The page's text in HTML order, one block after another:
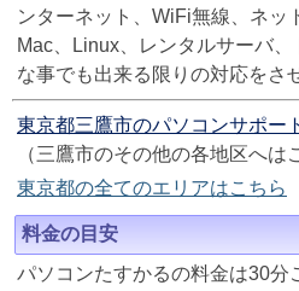
ンターネット、WiFi無線、ネッ
Mac、Linux、レンタルサーバ
な事でも出来る限りの対応をさ
東京都三鷹市のパソコンサポー
（三鷹市のその他の各地区へは
東京都の全てのエリアはこちら
料金の目安
パソコンたすかるの料金は30分